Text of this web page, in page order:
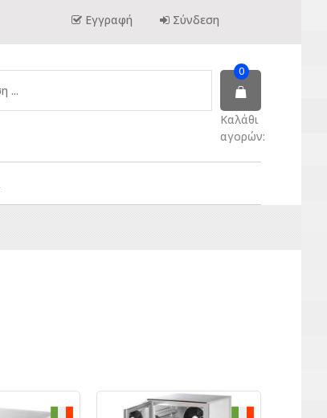
Εγγραφή Σύνδεση
Καλάθι
αγορών:
0